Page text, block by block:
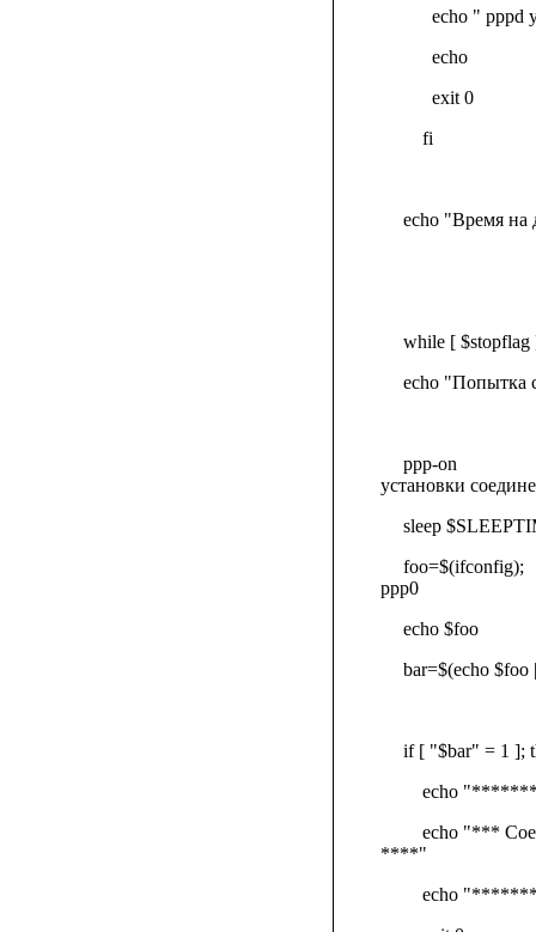
echo " pppd
echo
exit 0
fi
echo "Время на
while [
echo "Попытка
ppp-on
установки
sleep
foo=$(ifconfig);
ppp0
echo $foo
bar=$(echo
if [ "$bar" = 1 ];
echo
echo "***
****"
echo